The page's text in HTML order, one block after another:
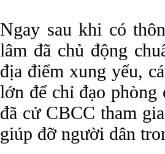
Ngay sau khi có
lâm đã chủ động
địa điểm xung yếu,
lớn để chỉ đạo
đã cử CBCC tham
giúp đỡ người dân